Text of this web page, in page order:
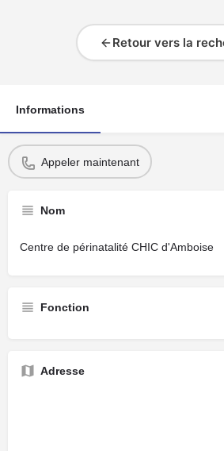
Retour vers la
Informations
Appeler maintenant
Nom
Centre de périnatalité CHIC d'Amboise
Fonction
Adresse